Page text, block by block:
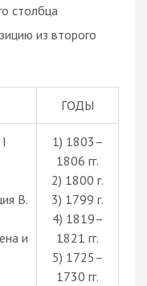
столбца
из второго
ГОДЫ
В.
и
1) 1803–
1806 гг.
2) 1800 г.
3) 1799 г.
4) 1819–
1821 гг.
5) 1725–
1730 гг.